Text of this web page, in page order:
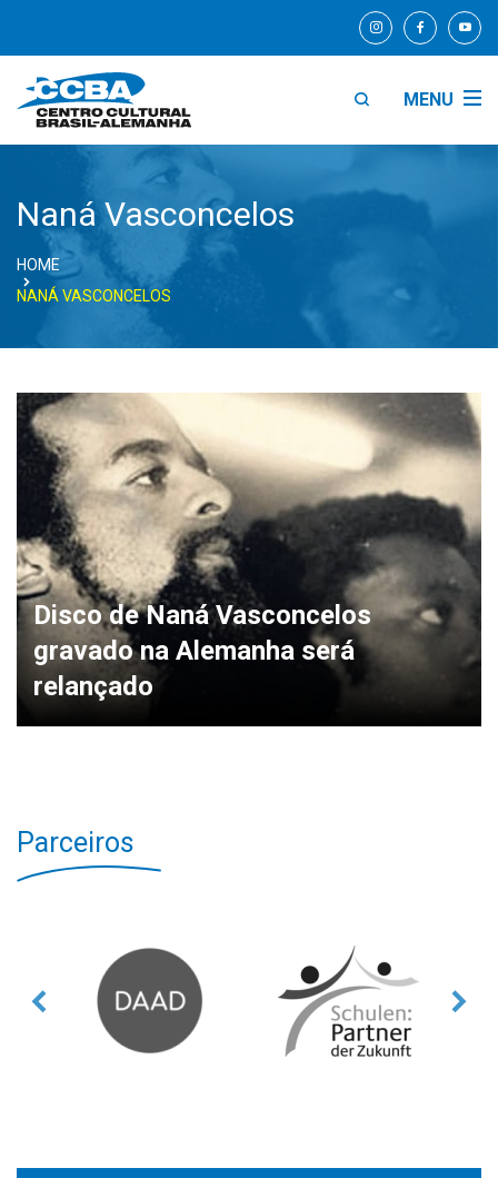
MENU
Naná Vasconcelos
HOME
NANÁ VASCONCELOS
Disco de Naná Vasconcelos
gravado na Alemanha será
relançado
Parceiros